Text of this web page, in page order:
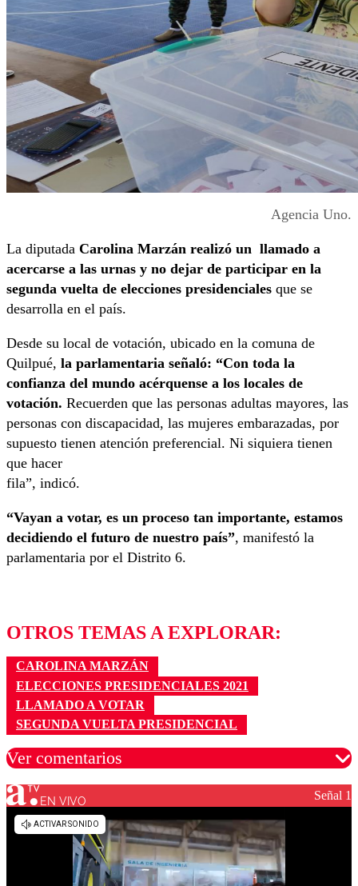
Agencia Uno.
La diputada Carolina Marzán realizó un llamado a
acercarse a las urnas y no dejar de participar en la
segunda vuelta de elecciones presidenciales que se
desarrolla en el país.
Desde su local de votación, ubicado en la comuna de
Quilpué, la parlamentaria señaló: “Con toda la
confianza del mundo acérquense a los locales de
votación. Recuerden que las personas adultas mayores, las
personas con discapacidad, las mujeres embarazadas, por
supuesto tienen atención preferencial. Ni siquiera tienen
que hacer
fila”, indicó.
“Vayan a votar, es un proceso tan importante, estamos
decidiendo el futuro de nuestro país”, manifestó la
parlamentaria por el Distrito 6.
OTROS TEMAS A EXPLORAR:
CAROLINA MARZÁN
ELECCIONES PRESIDENCIALES 2021
LLAMADO A VOTAR
SEGUNDA VUELTA PRESIDENCIAL
Ver comentarios
Los comentarios son moderados para garantizar un
diálogo respetuoso.
EN VIVO Señal 1